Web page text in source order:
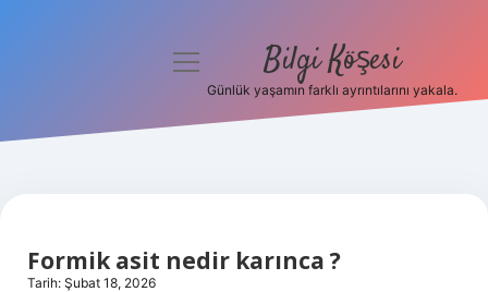
Hakkımızda
menüyü
Bilgi Köşesi
Günlük yaşamın farklı ayrıntılarını yakala.
Formik asit nedir karınca ?
Tarih: Şubat 18, 2026